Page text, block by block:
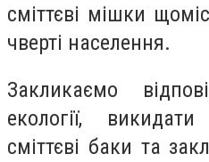
сміттєві мішки
чверті населення.
Закликаємо
екології,
сміттєві баки та